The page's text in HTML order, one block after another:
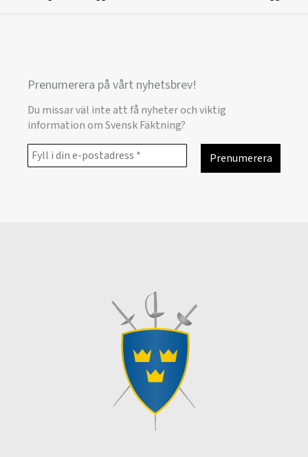
Prenumerera på vårt nyhetsbrev!
Du missar väl inte att få nyheter och viktig
information om Svensk Fäktning?